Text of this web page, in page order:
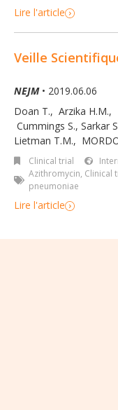
Lire l'article
Veille
NEJM• 2019.06.06
Doan T., Arzika H.M.,
Cummings S., Sarkar
Lietman T.M.,
Clinical trial
Azithromycin, Clinical
pneumoniae
Lire l'article